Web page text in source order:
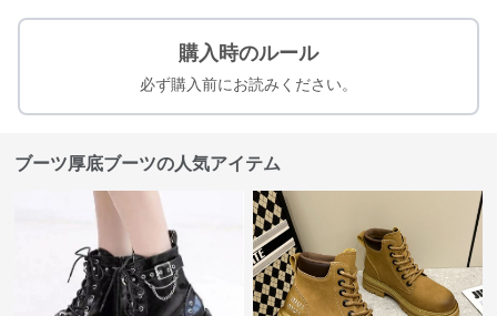
購入時のルール
必ず購入前にお読みください。
ブーツ厚底ブーツの人気アイテム